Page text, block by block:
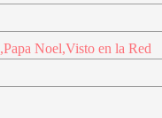
,Papa Noel,Visto en la Red